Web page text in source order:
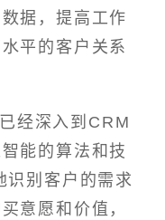
据，提高工作
平的客户关系
经深入到CRM
能的算法和技
识别客户的需求
意愿和价值，